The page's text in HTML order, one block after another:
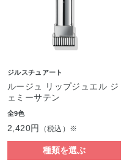
ジルスチュアート
ルージュ リップジュエル ジ
ェミーサテン
全9色
2,420円 （税込）※
種類を選ぶ